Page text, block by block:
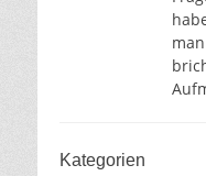
Kategorien